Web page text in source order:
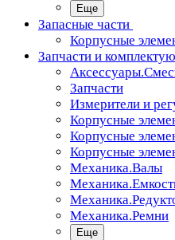
Еще
Запасные части
Корпусные
Запчасти и
Запчасти
Измерители и
Корпусные
Корпусные
Корпусные
Механика.Валы
Механика.Ремни
Еще